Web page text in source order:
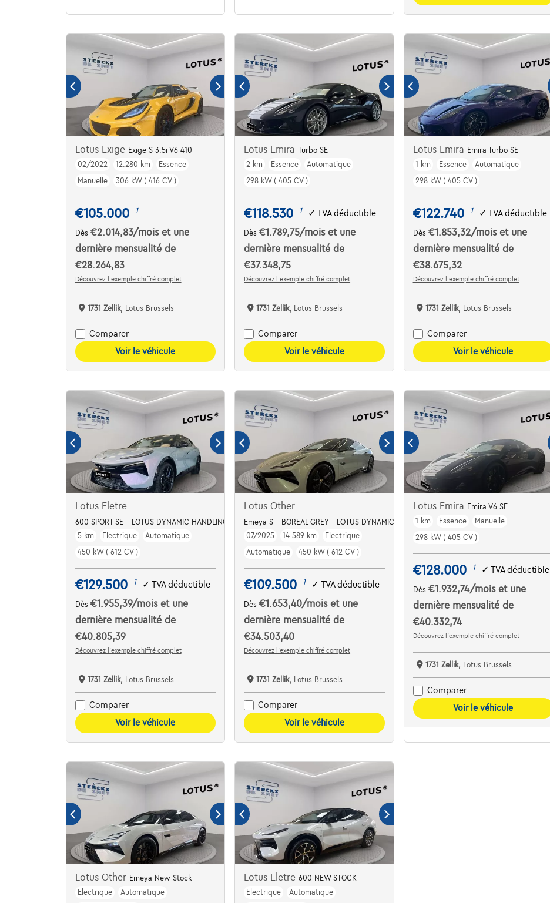
Lotus Exige Exige S 3.5i V6 410
02/2022
12.280 km
Essence
Manuelle
306 kW ( 416 CV )
€105.000 1
Dès €2.014,83/mois et une
dernière mensualité de
€28.264,83
Découvrez l’exemple chiffré complet
1731 Zellik, Lotus Brussels
Comparer
Voir le véhicule
Lotus EmiraTurbo SE
2 km
Essence
Automatique
298 kW ( 405 CV )
€118.530 1 ✓TVA déductible
Dès€1.789,75/moiset une
dernière mensualité de
€37.348,75
Découvrez l’exemple chiffré complet
1731 Zellik, Lotus Brussels
Comparer
Voir le véhicule
Lotus Emira Emira Turbo SE
1 km
Essence
Automatique
298 kW ( 405 CV )
€122.740 1 ✓ TVA déductible
Dès €1.853,32/mois et une
dernière mensualité de
€38.675,32
Découvrez l’exemple chiffré complet
1731 Zellik, Lotus Brussels
Comparer
Voir le véhicule
Lotus Eletre
600 SPORT SE - LOTUS DYNAMIC HANDLING - BLOSSOM
5 km
Electrique
Automatique
450 kW ( 612 CV )
€129.500 1 ✓ TVA déductible
Dès €1.955,39/mois et une
dernière mensualité de
€40.805,39
Découvrez l’exemple chiffré complet
1731 Zellik, Lotus Brussels
Comparer
Voir le véhicule
Lotus Other
Emeya S - BOREAL GREY - LOTUS DYNAMIC - SIDE CAMERA
07/2025
14.589 km
Electrique
Automatique
450 kW ( 612 CV )
€109.500 1 ✓TVA déductible
Dès€1.653,40/moiset une
dernière mensualité de
€34.503,40
Découvrez l’exemple chiffré complet
1731 Zellik, Lotus Brussels
Comparer
Voir le véhicule
Lotus Emira Emira V6 SE
1 km
Essence
Manuelle
298 kW ( 405 CV )
€128.000 1 ✓ TVA déductible
Dès €1.932,74/mois et une
dernière mensualité de
€40.332,74
Découvrez l’exemple chiffré complet
1731 Zellik, Lotus Brussels
Comparer
Voir le véhicule
Lotus Other Emeya New Stock
Electrique
Automatique
Lotus Eletre600 NEW STOCK
Electrique
Automatique